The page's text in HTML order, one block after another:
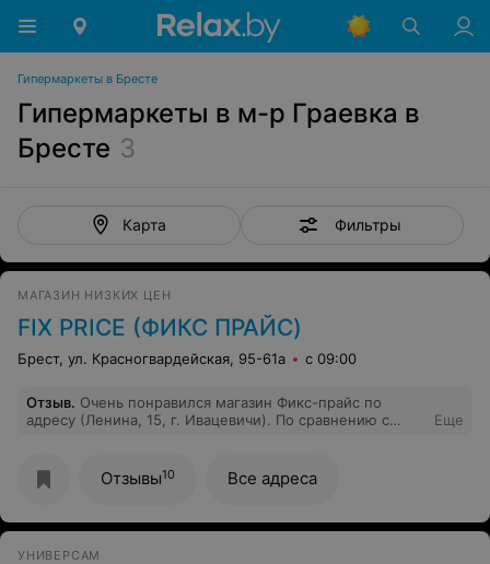
Гипермаркеты в Бресте
Гипермаркеты в м-р Граевка в
Бресте 3
Карта Фильтры
МАГАЗИН НИЗКИХ ЦЕН
FIX PRICE (ФИКС ПРАЙС)
Брест, ул. Красногвардейская, 95-61а с 09:00
Отзыв. Очень понравился магазин Фикс-прайс по
адресу (Ленина, 15, г. Ивацевичи). По сравнению с
приятно удивлены.
Еще
Отзывы10 Все адреса
УНИВЕРСАМ